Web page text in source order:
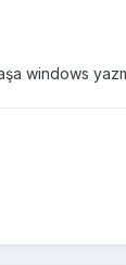
windows